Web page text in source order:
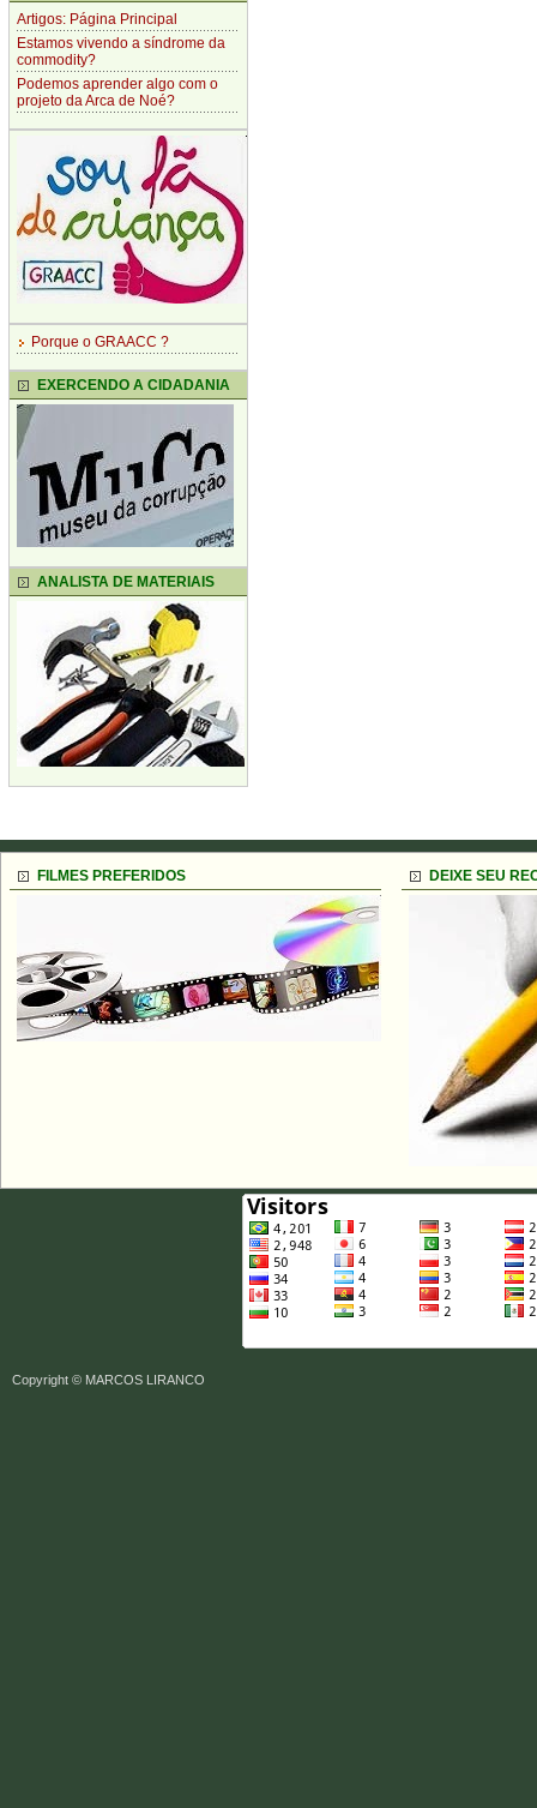
Artigos: Página Principal
Estamos vivendo a síndrome da
commodity?
Podemos aprender algo com o
projeto da Arca de Noé?
Porque o GRAACC ?
EXERCENDO A CIDADANIA
ANALISTA DE MATERIAIS
FILMES PREFERIDOS DEIXE SEU
Copyright © MARCOS LIRANCO